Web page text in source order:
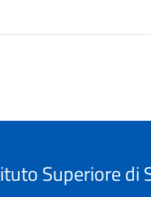
Superiore di